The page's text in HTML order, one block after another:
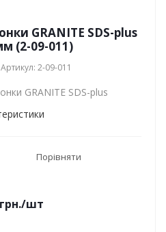
GRANITE SDS-plus
(2-09-011)
Артикул: 2-09-011
GRANITE SDS-plus
Порівняти
/шт